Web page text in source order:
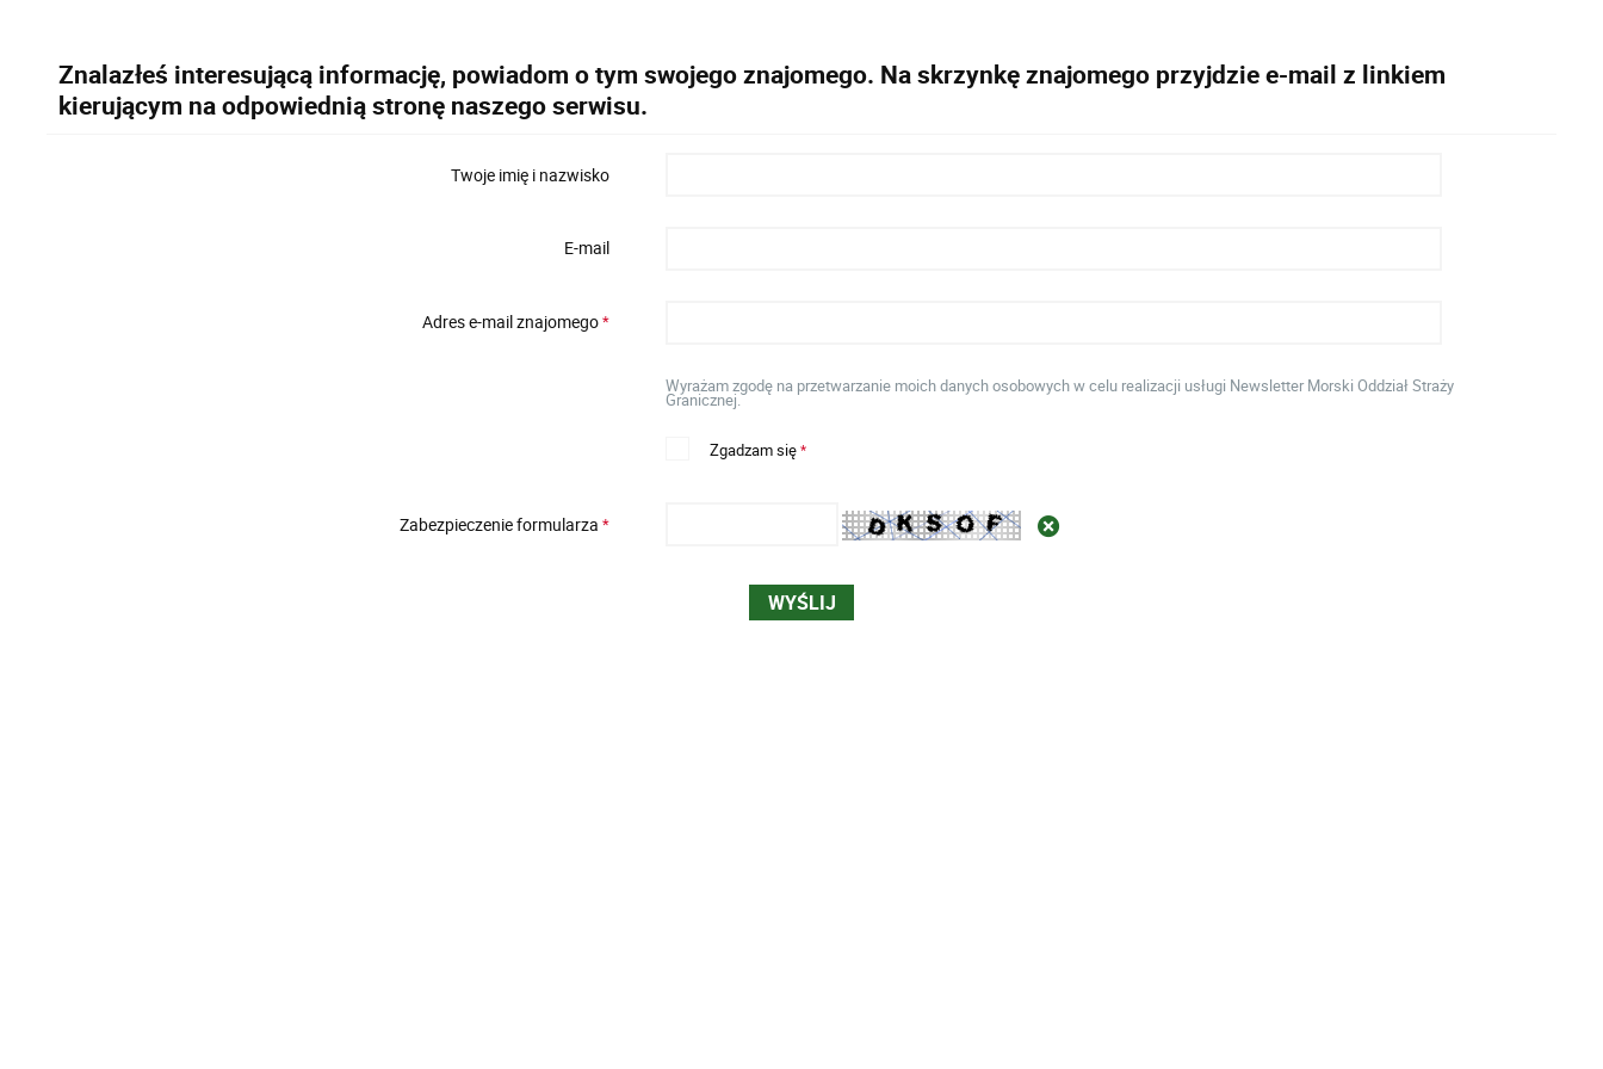
Znalazłeś interesującą informację, powiadom o tym swojego znajomego. Na skrzynkę znajomego przyjdzie e-mail z linkiem
kierującym na odpowiednią stronę naszego serwisu.
Twoje imię i nazwisko
E-mail
Adres e-mail znajomego*
Wyrażam zgodę na przetwarzanie moich danych osobowych w celu realizacji usługi Newsletter Morski Oddział Straży
Granicznej.
Zgadzam się*
Zabezpieczenie formularza *